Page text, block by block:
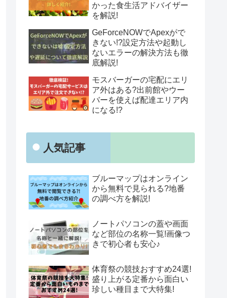
かった食生活アドバイザー
を解説!
GeForceNOWでApexがで
きない!?設定方法や起動し
ないエラーの解決方法も徹
底解説!
モスバーガーの宅配にエリ
ア外はある?出前館やウー
バーを使えば配達エリア内
になる!?
人気記事
ブルーマップはオンライン
から無料で見られる?地番
の調べ方を解説!
ノートパソコンの蓋や画面
など部位の名称一覧!画像つ
きで初心者も安心♪
体育祭の競技おすすめ24選!
盛り上がる定番から面白い
珍しい種目まで大特集!